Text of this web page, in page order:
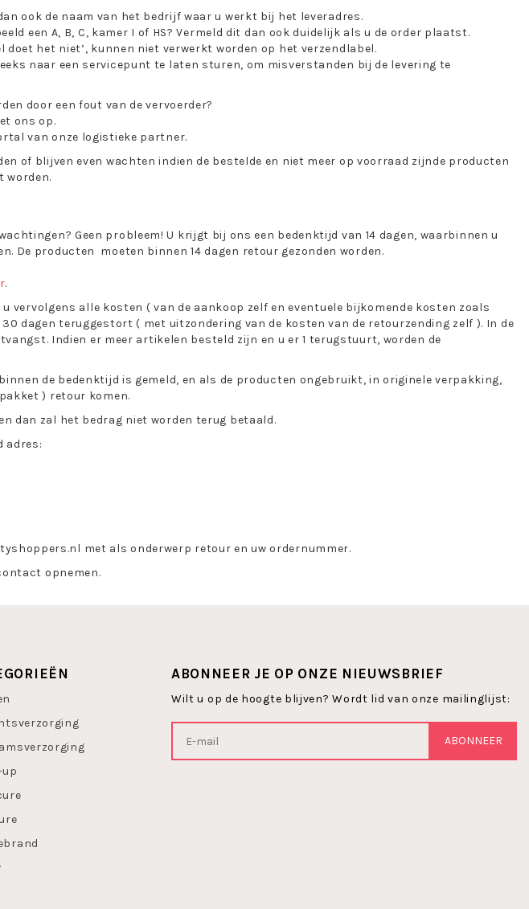
ook de naam van het bedrijf waar u werkt bij het leveradres.
een A, B, C, kamer I of HS? Vermeld dit dan ook duidelijk als u de order plaatst.
doet het niet’, kunnen niet verwerkt worden op het verzendlabel.
naar een servicepunt te laten sturen, om misverstanden bij de levering te
door een fout van de vervoerder?
ons op.
van onze logistieke partner.
of blijven even wachten indien de bestelde en niet meer op voorraad zijnde producten
worden.
Geen probleem! U krijgt bij ons een bedenktijd van 14 dagen, waarbinnen u
De producten moeten binnen 14 dagen retour gezonden worden.
.
vervolgens alle kosten ( van de aankoop zelf en eventuele bijkomende kosten zoals
dagen teruggestort ( met uitzondering van de kosten van de retourzending zelf ). In de
Indien er meer artikelen besteld zijn en u er 1 terugstuurt, worden de
de bedenktijd is gemeld, en als de producten ongebruikt, in originele verpakking,
) retour komen.
dan zal het bedrag niet worden terug betaald.
adres:
met als onderwerp retour en uw ordernummer.
opnemen.
up
ABONNEER JE OP ONZE NIEUWSBRIEF
Wilt u op de hoogte blijven? Wordt lid van onze mailinglijst:
ABONNEER